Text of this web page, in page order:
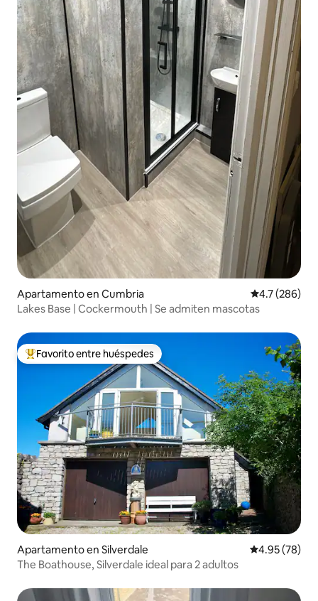
Apartamento en Cumbria Calificación
4.7 (286)
Lakes Base | Cockermouth | Se admiten mascotas
Favorito entre huéspedes preferido
Favorito entre huéspedes
Apartamento en Silverdale Calificación
4.95 (78)
The Boathouse, Silverdale ideal para 2 adultos